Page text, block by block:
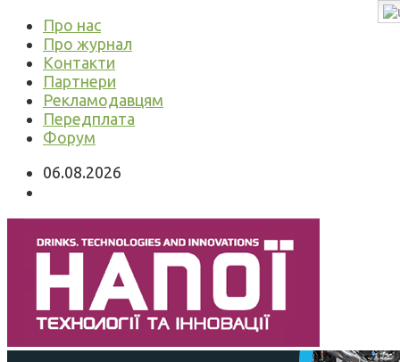
Про нас
Про журнал
Контакти
Партнери
Рекламодавцям
Передплата
Форум
06.08.2026